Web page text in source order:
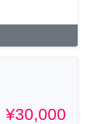
¥30,000